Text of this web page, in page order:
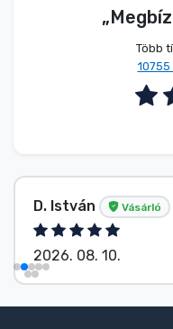
Több
D. István Vásárló
2026. 08. 10.